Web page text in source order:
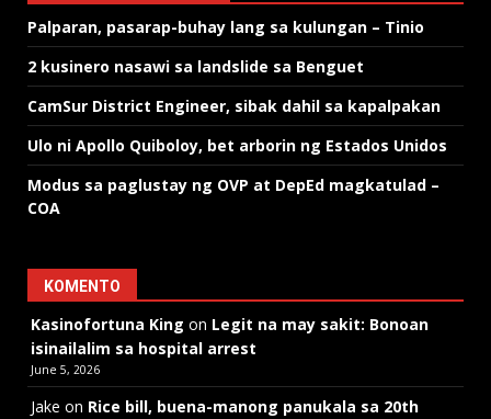
Palparan, pasarap-buhay lang sa kulungan – Tinio
2 kusinero nasawi sa landslide sa Benguet
CamSur District Engineer, sibak dahil sa kapalpakan
Ulo ni Apollo Quiboloy, bet arborin ng Estados Unidos
Modus sa paglustay ng OVP at DepEd magkatulad –
COA
KOMENTO
Kasinofortuna King on Legit na may sakit: Bonoan
isinailalim sa hospital arrest
June 5, 2026
Jake on Rice bill, buena-manong panukala sa 20th